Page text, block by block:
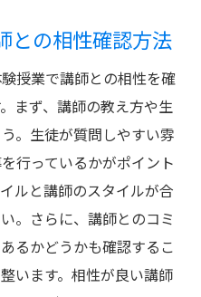
との相性確認方法
授業で講師との相性を確
まず、講師の教え方や生
。生徒が質問しやすい雰
行っているかがポイント
ルと講師のスタイルが合
。さらに、講師とのコミ
るかどうかも確認するこ
います。相性が良い講師